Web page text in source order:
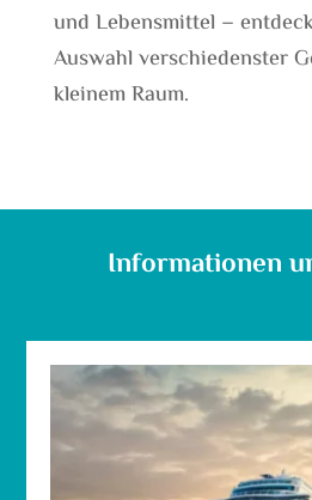
und Lebensmittel –
Auswahl verschiedenster
kleinem Raum.
Informationen